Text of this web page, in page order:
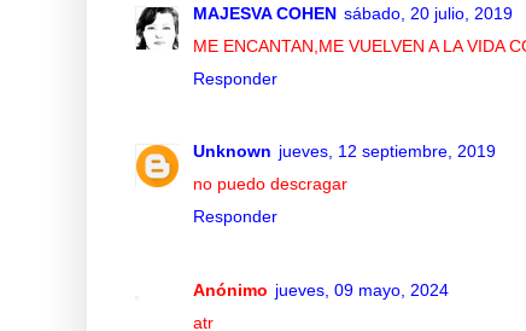
MAJESVA COHEN sábado, 20 julio, 2019
ME ENCANTAN,ME VUELVEN A LA VIDA
Responder
Unknown jueves, 12 septiembre, 2019
no puedo descragar
Responder
Anónimo jueves, 09 mayo, 2024
atr